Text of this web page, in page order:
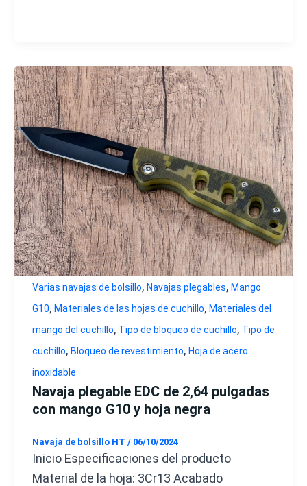
Varias navajas de bolsillo, Navajas plegables, Mango
G10, Materiales de las hojas de cuchillo, Materiales del
mango del cuchillo, Tipo de bloqueo de cuchillo, Tipo de
cuchillo, Bloqueo de revestimiento, Hoja de acero
inoxidable
Navaja plegable EDC de 2,64 pulgadas
con mango G10 y hoja negra
Navaja de bolsillo HT / 06/10/2024
Inicio Especificaciones del producto
Material de la hoja: 3Cr13 Acabado